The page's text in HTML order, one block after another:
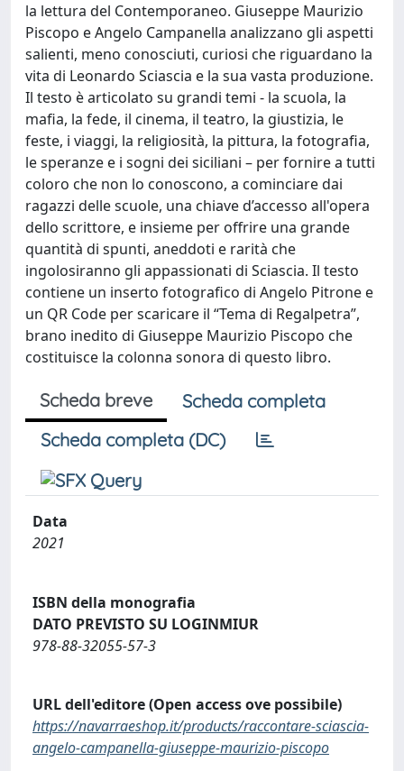
la lettura del Contemporaneo. Giuseppe Maurizio
Piscopo e Angelo Campanella analizzano gli aspetti
salienti, meno conosciuti, curiosi che riguardano la
vita di Leonardo Sciascia e la sua vasta produzione.
Il testo è articolato su grandi temi - la scuola, la
mafia, la fede, il cinema, il teatro, la giustizia, le
feste, i viaggi, la religiosità, la pittura, la fotografia,
le speranze e i sogni dei siciliani – per fornire a tutti
coloro che non lo conoscono, a cominciare dai
ragazzi delle scuole, una chiave d’accesso all'opera
dello scrittore, e insieme per offrire una grande
quantità di spunti, aneddoti e rarità che
ingolosiranno gli appassionati di Sciascia. Il testo
contiene un inserto fotografico di Angelo Pitrone e
un QR Code per scaricare il “Tema di Regalpetra”,
brano inedito di Giuseppe Maurizio Piscopo che
costituisce la colonna sonora di questo libro.
Scheda breve
Scheda completa
Scheda completa (DC)
Data
2021
ISBN della monografia
DATO PREVISTO SU LOGINMIUR
978-88-32055-57-3
URL dell'editore (Open access ove possibile)
https://navarraeshop.it/products/raccontare-sciascia-
angelo-campanella-giuseppe-maurizio-piscopo